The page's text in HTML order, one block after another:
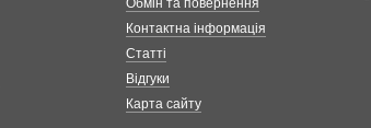
Обмін та повернення
Контактна інформація
Статті
Відгуки
Карта сайту